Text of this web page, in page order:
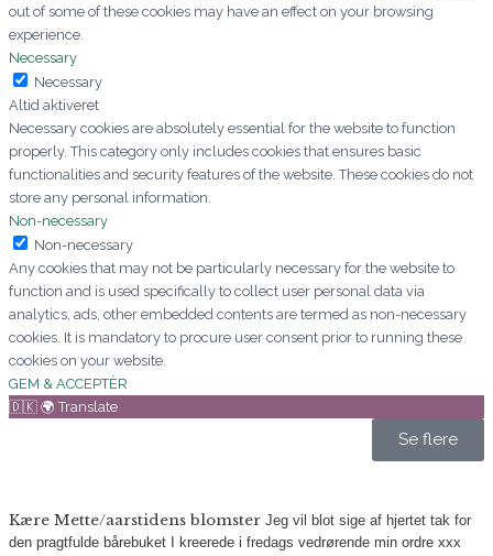
out of some of these cookies may have an effect on your browsing
experience.
Necessary
Necessary
Altid aktiveret
Necessary cookies are absolutely essential for the website to function
properly. This category only includes cookies that ensures basic
functionalities and security features of the website. These cookies do not
store any personal information.
Non-necessary
Non-necessary
Any cookies that may not be particularly necessary for the website to
function and is used specifically to collect user personal data via
analytics, ads, other embedded contents are termed as non-necessary
cookies. It is mandatory to procure user consent prior to running these
cookies on your website.
GEM & ACCEPTÈR
🇩🇰 🌍 Translate
Se flere
Kære Mette/aarstidens blomster Jeg vil blot sige af hjertet tak for
den pragtfulde bårebuket I kreerede i fredags vedrørende min ordre xxx